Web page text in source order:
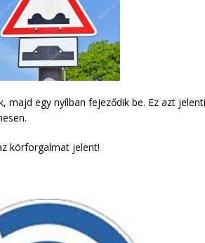
egy nyílban fejeződik be. Ez azt
körforgalmat jelent!